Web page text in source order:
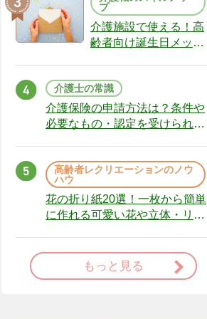
プ
介護施設で使える！高
齢者向け誕生日メッセ
介護士の常識
介護保険の申請方法は？条件や
必要なもの・認定を受けられな
高齢者レクリエーションのノウ
ハウ
花の折り紙20選！一枚から簡単
に作れる可愛い花や立体・リー
もっと見る